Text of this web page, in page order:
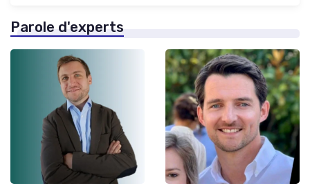
Parole d'experts